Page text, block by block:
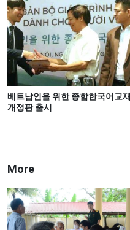
베트남인을 위한 종합한국어교재
개정판 출시
More